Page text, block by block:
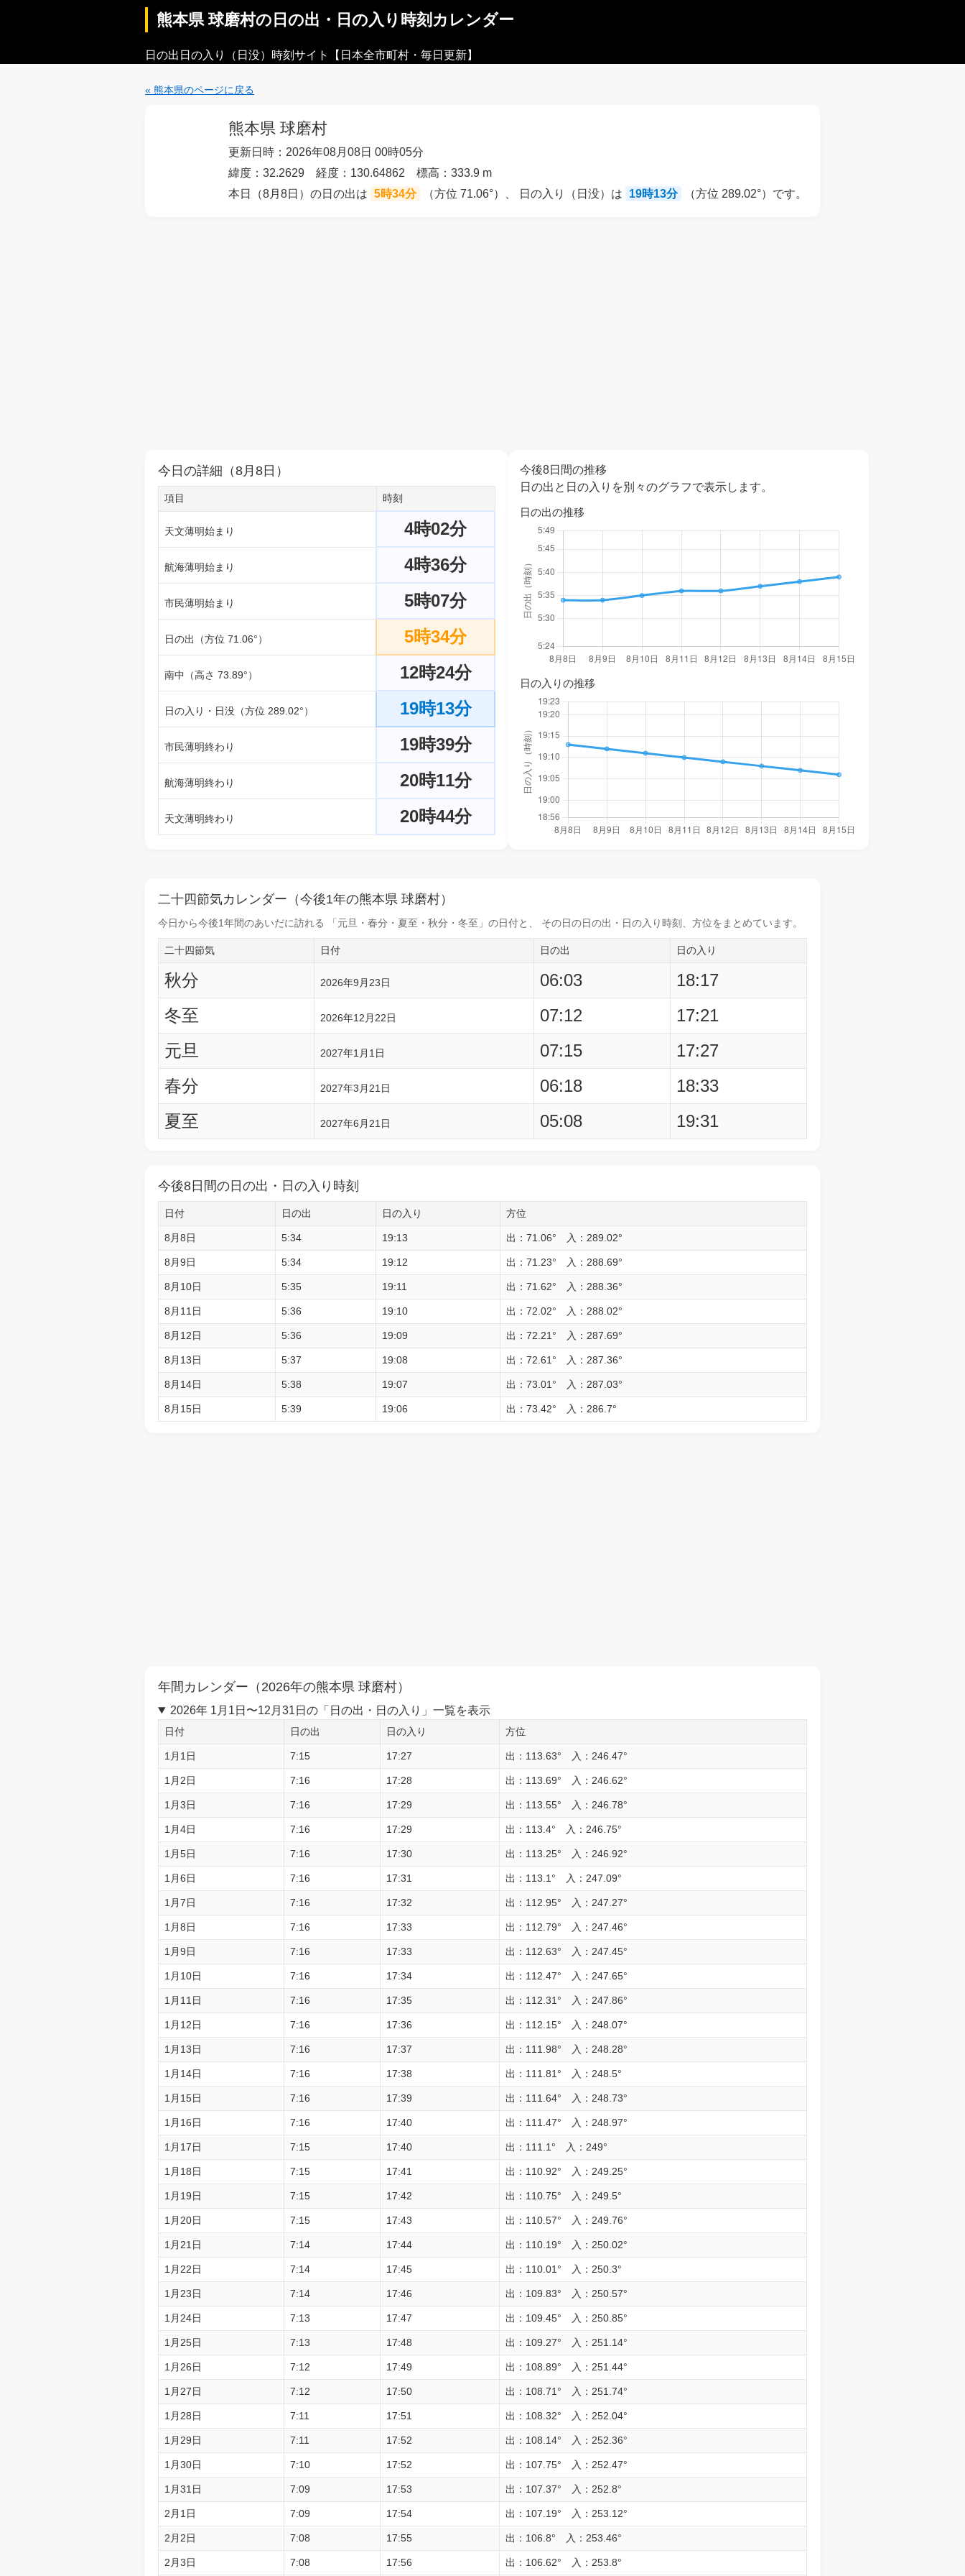
熊本県 球磨村の日の出・日の入り時刻カレンダー
日の出日の入り（日没）時刻サイト【日本全市町村・毎日更新】
« 熊本県のページに戻る
熊本県 球磨村
更新日時：2026年08月08日 00時05分
緯度：32.2629 経度：130.64862 標高：333.9 m
本日（8月8日）の日の出は 5時34分 （方位 71.06°）、 日の入り（日没）は 19時13分 （方位 289.02°）です。
今日の詳細（8月8日）
項目 時刻
天文薄明始まり 4時02分
航海薄明始まり 4時36分
市民薄明始まり 5時07分
日の出（方位 71.06°） 5時34分
南中（高さ 73.89°） 12時24分
日の入り・日没（方位 289.02°） 19時13分
市民薄明終わり 19時39分
航海薄明終わり 20時11分
天文薄明終わり 20時44分
今後8日間の推移
日の出と日の入りを別々のグラフで表示します。
日の出の推移
日の入りの推移
二十四節気カレンダー（今後1年の熊本県 球磨村）
今日から今後1年間のあいだに訪れる 「元旦・春分・夏至・秋分・冬至」の日付と、 その日の日の出・日の入り時刻 、方位をまとめています。
二十四節気 日付 日の出 日の入り
秋分 2026年9月23日 06:03
18:17
冬至
2026年12月22日 07:12
17:21
元旦
2027年1月1日 07:15
17:27
春分
2027年3月21日 06:18
18:33
夏至
2027年6月21日 05:08 19:31
今後8日間の日の出・日の入り時刻
日付 日の出 日の入り 方位
8月8日 5:34 19:13 出：71.06° 入：289.02°
8月9日 5:34 19:12 出：71.23° 入：288.69°
8月10日 5:35 19:11 出：71.62° 入：288.36°
8月11日 5:36 19:10 出：72.02° 入：288.02°
8月12日 5:36 19:09 出：72.21° 入：287.69°
8月13日 5:37 19:08 出：72.61° 入：287.36°
8月14日 5:38 19:07 出：73.01° 入：287.03°
8月15日 5:39 19:06 出：73.42° 入：286.7°
年間カレンダー（2026年の熊本県 球磨村）
2026年 1月1日〜12月31日の「日の出・日の入り」一覧を表示
日付 日の出 日の入り 方位
1月1日 7:15 17:27 出：113.63° 入：246.47°
1月2日 7:16 17:28 出：113.69° 入：246.62°
1月3日 7:16 17:29 出：113.55° 入：246.78°
1月4日 7:16 17:29 出：113.4° 入：246.75°
1月5日 7:16 17:30 出：113.25° 入：246.92°
1月6日 7:16 17:31 出：113.1° 入：247.09°
1月7日 7:16 17:32 出：112.95° 入：247.27°
1月8日 7:16 17:33 出：112.79° 入：247.46°
1月9日 7:16 17:33 出：112.63° 入：247.45°
1月10日 7:16 17:34 出：112.47° 入：247.65°
1月11日 7:16 17:35 出：112.31° 入：247.86°
1月12日 7:16 17:36 出：112.15° 入：248.07°
1月13日 7:16 17:37 出：111.98° 入：248.28°
1月14日 7:16 17:38 出：111.81° 入：248.5°
1月15日 7:16 17:39 出：111.64° 入：248.73°
1月16日 7:16 17:40 出：111.47° 入：248.97°
1月17日 7:15 17:40 出：111.1° 入：249°
1月18日 7:15 17:41 出：110.92° 入：249.25°
1月19日 7:15 17:42 出：110.75° 入：249.5°
1月20日 7:15 17:43 出：110.57° 入：249.76°
1月21日 7:14 17:44 出：110.19° 入：250.02°
1月22日 7:14 17:45 出：110.01° 入：250.3°
1月23日 7:14 17:46 出：109.83° 入：250.57°
1月24日 7:13 17:47 出：109.45° 入：250.85°
1月25日 7:13 17:48 出：109.27° 入：251.14°
1月26日 7:12 17:49 出：108.89° 入：251.44°
1月27日 7:12 17:50 出：108.71° 入：251.74°
1月28日 7:11 17:51 出：108.32° 入：252.04°
1月29日 7:11 17:52 出：108.14° 入：252.36°
1月30日 7:10 17:52 出：107.75° 入：252.47°
1月31日 7:09 17:53 出：107.37° 入：252.8°
2月1日 7:09 17:54 出：107.19° 入：253.12°
2月2日 7:08 17:55 出：106.8° 入：253.46°
2月3日 7:08 17:56 出：106.62° 入：253.8°